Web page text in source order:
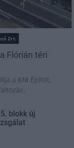
Zrt.
Flórián téri
a KM Építőt,
blokk új